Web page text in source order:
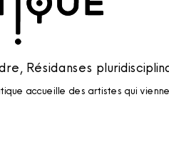
Résidanses
accueille des artistes qui